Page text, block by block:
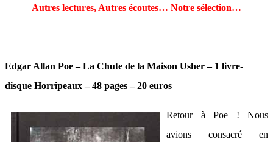
Autres lectures, Autres écoutes… Notre sélection…
Edgar Allan Poe – La Chute de la Maison Usher – 1 livre-
disque Horripeaux – 48 pages – 20 euros
Retour à Poe ! Nous
avions consacré en